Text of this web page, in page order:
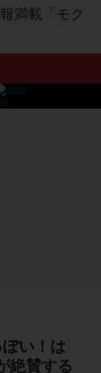
い！は
絶賛する